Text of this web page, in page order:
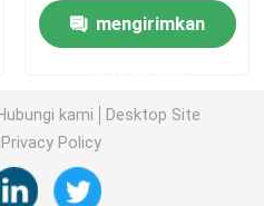
Beton
mengirimkan
kami
Desktop Site
Privacy Policy